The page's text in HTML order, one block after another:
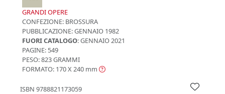
GRANDI OPERE
CONFEZIONE: BROSSURA
PUBBLICAZIONE:GENNAIO 1982
FUORI CATALOGO: GENNAIO 2021
PAGINE: 549
PESO: 823 GRAMMI
FORMATO: 170 X 240 mm
ISBN 9788821173059